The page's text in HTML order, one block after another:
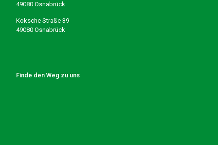
49080 Osnabrück
Koksche Straße 39
49080 Osnabrück
Finde den Weg zu uns